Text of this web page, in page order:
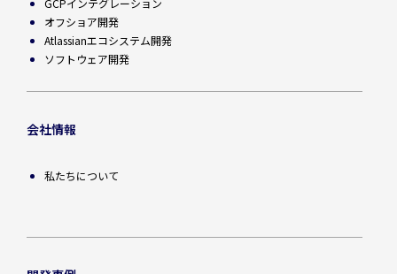
オフショア開発
Atlassianエコシステム開発
ソフトウェア開発
会社情報
私たちについて